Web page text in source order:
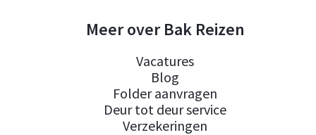
Meer over Bak Reizen
Vacatures
Blog
Folder aanvragen
Deur tot deur service
Verzekeringen